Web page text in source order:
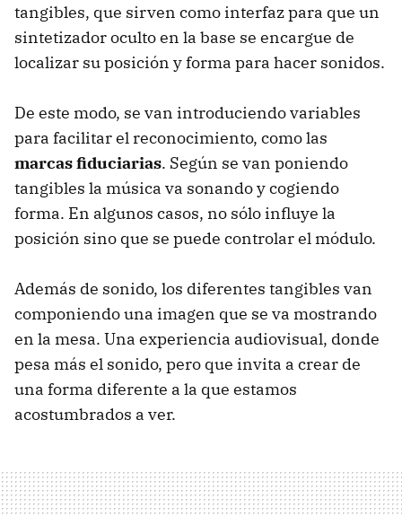
tangibles, que sirven como interfaz para que un
sintetizador oculto en la base se encargue de
localizar su posición y forma para hacer sonidos.
De este modo, se van introduciendo variables
para facilitar el reconocimiento, como las
marcas fiduciarias. Según se van poniendo
tangibles la música va sonando y cogiendo
forma. En algunos casos, no sólo influye la
posición sino que se puede controlar el módulo.
Además de sonido, los diferentes tangibles van
componiendo una imagen que se va mostrando
en la mesa. Una experiencia audiovisual, donde
pesa más el sonido, pero que invita a crear de
una forma diferente a la que estamos
acostumbrados a ver.